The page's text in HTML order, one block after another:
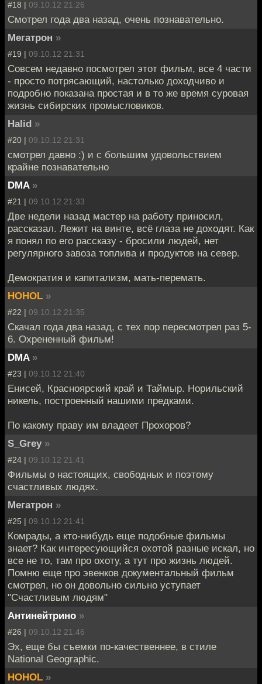
#18 | 09.10.12 21:26
Смотрел года два назад, очень познавательно.
Мегатрон »
#19 | 09.10.12 21:31
Совсем недавно посмотрел этот фильм, все 4 части
- просто потрясающий, настолько доходчиво и
подробно показана простая и в то же время суровая
жизнь сибирских промысловиков.
Halid »
#20 | 09.10.12 21:31
смотрел давно :) и с большим удовольствием
крайне познавательно
DMA »
#21 | 09.10.12 21:33
Две недели назад мастер на работу приносил,
рассказал. Лежит на винте, всё глаза не доходят. Как
я понял по его рассказу - бросили людей, нет
регулярного завоза топлива и продуктов на север.
Демократия и капитализм, мать-перемать.
HOHOL »
#22 | 09.10.12 21:35
Скачал года два назад, с тех пор пересмотрел раз 5-
6. Охрененный фильм!
DMA »
#23 | 09.10.12 21:40
Енисей, Красноярский край и Таймыр. Норильский
никель, построенный нашими предками.
По какому праву им владеет Прохоров?
S_Grey »
#24 | 09.10.12 21:41
Фильмы о настоящих, свободных и поэтому
счастливых людях.
Мегатрон »
#25 | 09.10.12 21:41
Комрады, а кто-нибудь еще подобные фильмы
знает? Как интересующийся охотой разные искал, но
все не то, там про охоту, а тут про жизнь людей.
Помню еще про эвенков документальный фильм
смотрел, но он довольно сильно уступает
"Счастливым людям"
Антинейтрино »
#26 | 09.10.12 21:46
Эх, еще бы съемки по-качественнее, в стиле
National Geographic.
HOHOL »